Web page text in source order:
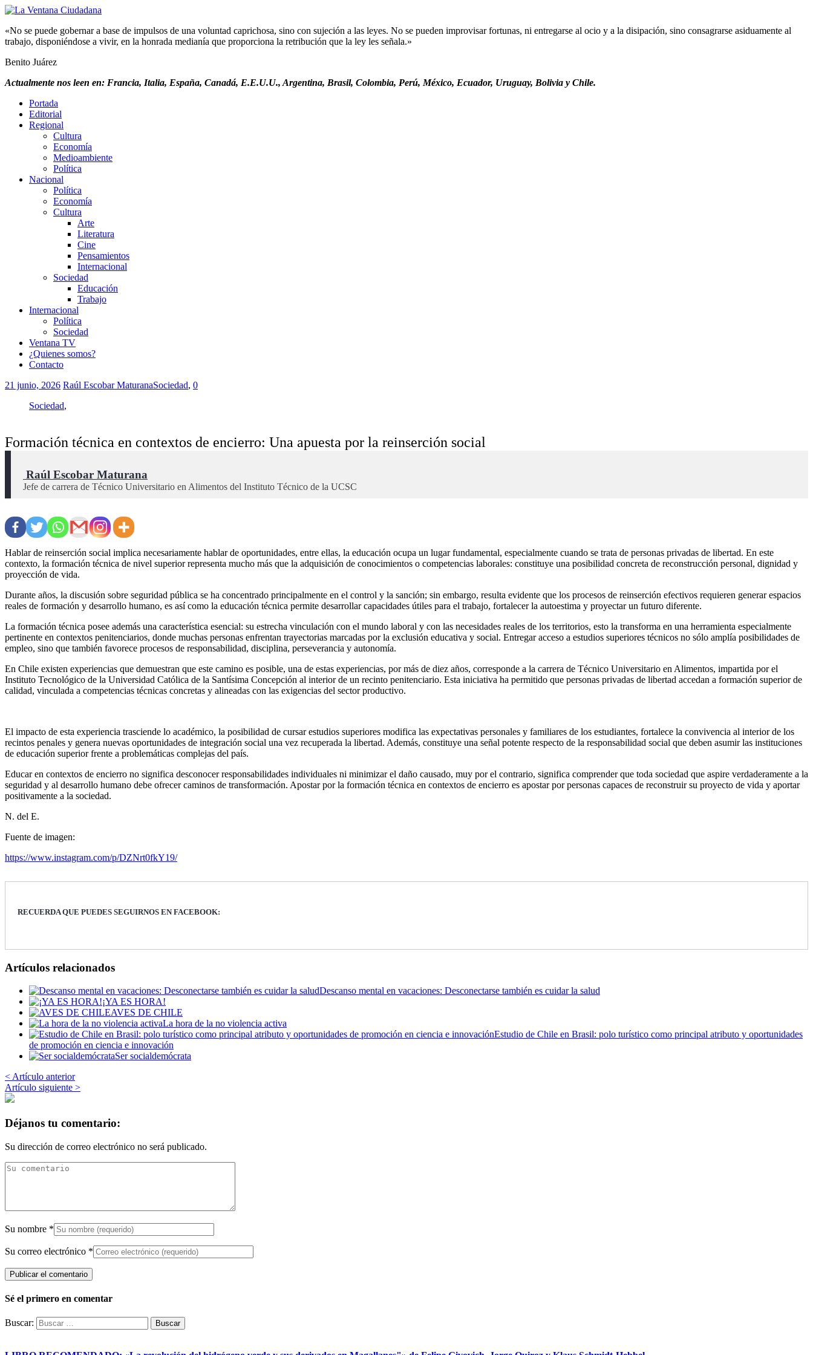
«No se puede gobernar a base de impulsos de una voluntad caprichosa, sino con sujeción a las leyes. No se pueden improvisar fortunas, ni entregarse al ocio y a la disipación, sino consagrarse asiduamente al
trabajo, disponiéndose a vivir, en la honrada medianía que proporciona la retribución que la ley les señala.»
Benito Juárez
Actualmente nos leen en: Francia, Italia, España, Canadá, E.E.U.U., Argentina, Brasil, Colombia, Perú, México, Ecuador, Uruguay, Bolivia y Chile.
Portada
Editorial
Regional
Cultura
Economía
Medioambiente
Política
Nacional
Política
Economía
Cultura
Arte
Literatura
Cine
Pensamientos
Internacional
Sociedad
Educación
Trabajo
Internacional
Política
Sociedad
Ventana TV
¿Quienes somos?
Contacto
21 junio, 2026 Raúl Escobar MaturanaSociedad, 0
Sociedad,
Formación técnica en contextos de encierro: Una apuesta por la reinserción social
Raúl Escobar Maturana
Jefe de carrera de Técnico Universitario en Alimentos del Instituto Técnico de la UCSC
Hablar de reinserción social implica necesariamente hablar de oportunidades, entre ellas, la educación ocupa un lugar fundamental, especialmente cuando se trata de personas privadas de libertad. En este
contexto, la formación técnica de nivel superior representa mucho más que la adquisición de conocimientos o competencias laborales: constituye una posibilidad concreta de reconstrucción personal, dignidad y
proyección de vida.
Durante años, la discusión sobre seguridad pública se ha concentrado principalmente en el control y la sanción; sin embargo, resulta evidente que los procesos de reinserción efectivos requieren generar espacios
reales de formación y desarrollo humano, es así como la educación técnica permite desarrollar capacidades útiles para el trabajo, fortalecer la autoestima y proyectar un futuro diferente.
La formación técnica posee además una característica esencial: su estrecha vinculación con el mundo laboral y con las necesidades reales de los territorios, esto la transforma en una herramienta especialmente
pertinente en contextos penitenciarios, donde muchas personas enfrentan trayectorias marcadas por la exclusión educativa y social. Entregar acceso a estudios superiores técnicos no sólo amplía posibilidades de
empleo, sino que también favorece procesos de responsabilidad, disciplina, perseverancia y autonomía.
En Chile existen experiencias que demuestran que este camino es posible, una de estas experiencias, por más de diez años, corresponde a la carrera de Técnico Universitario en Alimentos, impartida por el
Instituto Tecnológico de la Universidad Católica de la Santísima Concepción al interior de un recinto penitenciario. Esta iniciativa ha permitido que personas privadas de libertad accedan a formación superior de
calidad, vinculada a competencias técnicas concretas y alineadas con las exigencias del sector productivo.
El impacto de esta experiencia trasciende lo académico, la posibilidad de cursar estudios superiores modifica las expectativas personales y familiares de los estudiantes, fortalece la convivencia al interior de los
recintos penales y genera nuevas oportunidades de integración social una vez recuperada la libertad. Además, constituye una señal potente respecto de la responsabilidad social que deben asumir las instituciones
de educación superior frente a problemáticas complejas del país.
Educar en contextos de encierro no significa desconocer responsabilidades individuales ni minimizar el daño causado, muy por el contrario, significa comprender que toda sociedad que aspire verdaderamente a la
seguridad y al desarrollo humano debe ofrecer caminos de transformación. Apostar por la formación técnica en contextos de encierro es apostar por personas capaces de reconstruir su proyecto de vida y aportar
positivamente a la sociedad.
N. del E.
Fuente de imagen:
https://www.instagram.com/p/DZNrt0fkY19/
RECUERDA QUE PUEDES SEGUIRNOS EN FACEBOOK:
Artículos relacionados
Descanso mental en vacaciones: Desconectarse también es cuidar la salud
¡YA ES HORA!
AVES DE CHILE
La hora de la no violencia activa
Estudio de Chile en Brasil: polo turístico como principal atributo y oportunidades
de promoción en ciencia e innovación
Ser socialdemócrata
< Artículo anterior
Artículo siguiente >
Déjanos tu comentario:
Su dirección de correo electrónico no será publicado.
Su nombre *
Su correo electrónico *
Sé el primero en comentar
Buscar: